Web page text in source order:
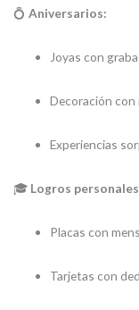
💍 Aniversarios:
Joyas con
Decoración con
Experiencias
🎓 Logros
Placas con
Tarjetas con